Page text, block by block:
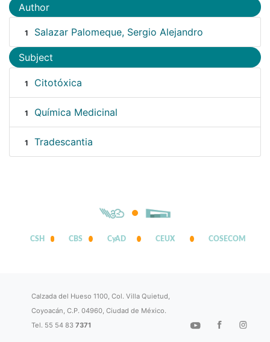
Author
1 Salazar Palomeque, Sergio Alejandro
Subject
1 Citotóxica
1 Química Medicinal
1 Tradescantia
CSH CBS CyAD CEUX COSECOM
Calzada del Hueso 1100, Col. Villa Quietud,
Coyoacán, C.P. 04960, Ciudad de México.
Tel. 55 54 837371